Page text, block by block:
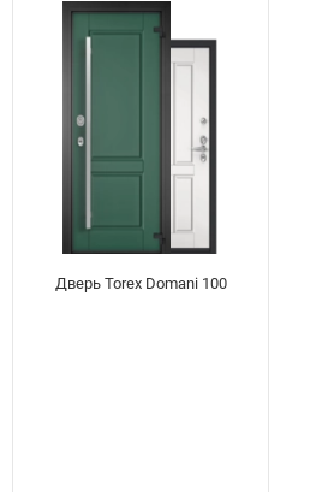
Дверь Torex Domani 100